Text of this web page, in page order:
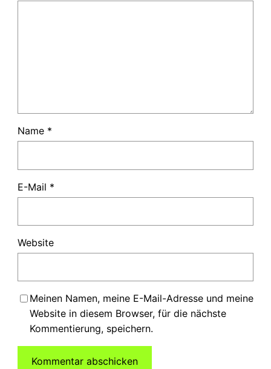
Name *
E-Mail *
Website
Meinen Namen, meine E-Mail-Adresse und meine
Website in diesem Browser, für die nächste
Kommentierung, speichern.